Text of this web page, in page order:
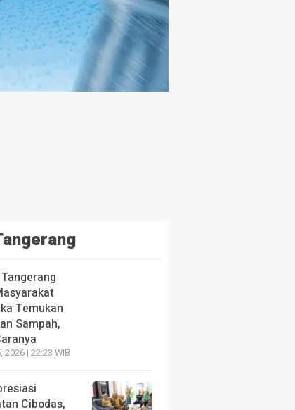
Temukan
Sampah,
| 22:23 WIB
Cibodas,